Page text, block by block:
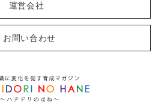
運営会社
お問い合わせ